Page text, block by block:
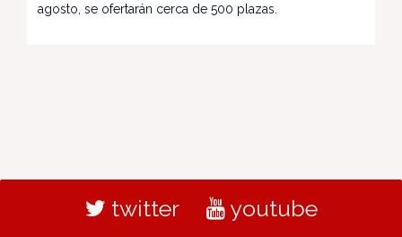
agosto, se ofertarán cerca de 500 plazas.
twitter youtube